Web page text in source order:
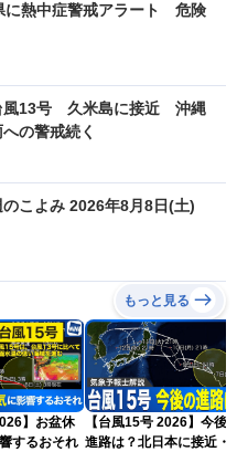
に熱中症警戒アラート 危険
風13号 久米島に接近 沖縄
の警戒続く
こよみ 2026年8月8日(土)
もっと見る
】お盆休
するおそれ
【台風15号 2026】今後
進路は？北日本に接近・